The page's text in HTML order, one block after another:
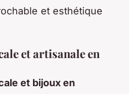
et esthétique
et artisanale en
et bijoux en